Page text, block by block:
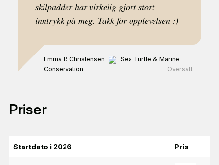
Priser
Startdato i 2026 Pris
skilpadder har virkelig gjort stort
inntrykk på meg. Takk for opplevelsen :)
Emma R Christensen
Sea Turtle & Marine
Conservation
Oversatt